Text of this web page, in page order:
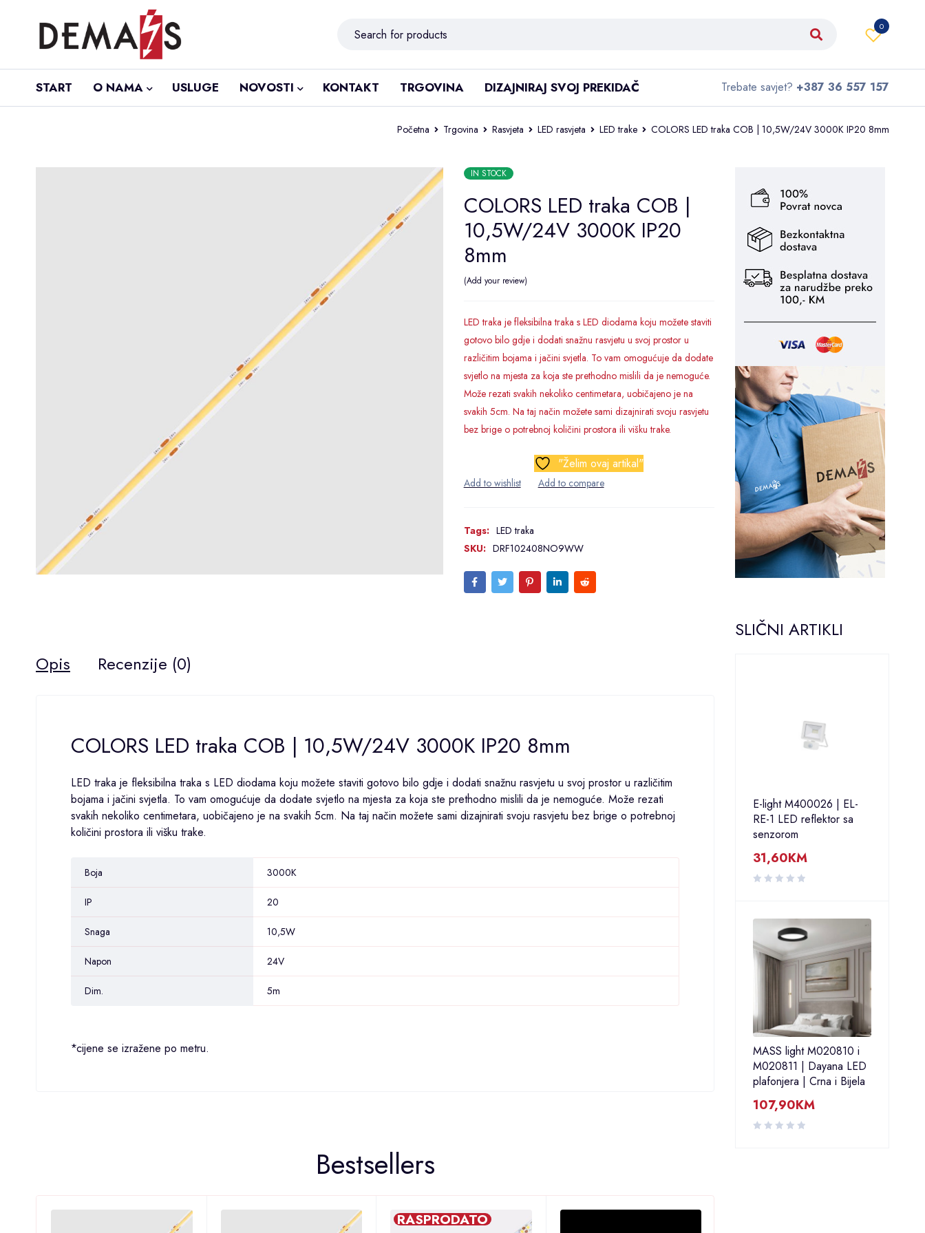
0
START O NAMA USLUGE NOVOSTI KONTAKT TRGOVINA DIZAJNIRAJ SVOJ PREKIDAČ Trebate savjet? +387 36 557 157
Početna Trgovina Rasvjeta LED rasvjeta LED trake COLORS LED traka COB | 10,5W/24V 3000K IP20 8mm
IN STOCK
COLORS LED traka COB |
10,5W/24V 3000K IP20
8mm
Add your review
LED traka je fleksibilna traka s LED diodama koju možete staviti
gotovo bilo gdje i dodati snažnu rasvjetu u svoj prostor u
različitim bojama i jačini svjetla. To vam omogućuje da dodate
svjetlo na mjesta za koja ste prethodno mislili da je nemoguće.
Može rezati svakih nekoliko centimetara, uobičajeno je na
svakih 5cm. Na taj način možete sami dizajnirati svoju rasvjetu
bez brige o potrebnoj količini prostora ili višku trake.
"Želim ovaj artikal"
Tags: LED traka
SKU: DRF102408NO9WW
Opis Recenzije (0)
COLORS LED traka COB | 10,5W/24V 3000K IP20 8mm
LED traka je fleksibilna traka s LED diodama koju možete staviti gotovo bilo gdje i dodati snažnu rasvjetu u svoj prostor u različitim
bojama i jačini svjetla. To vam omogućuje da dodate svjetlo na mjesta za koja ste prethodno mislili da je nemoguće. Može rezati
svakih nekoliko centimetara, uobičajeno je na svakih 5cm. Na taj način možete sami dizajnirati svoju rasvjetu bez brige o potrebnoj
količini prostora ili višku trake.
Boja 3000K
IP 20
Snaga 10,5W
Napon 24V
Dim. 5m
*cijene se izražene po metru.
Bestsellers
RASPRODATO
SLIČNI ARTIKLI
E-light M400026 | EL-
RE-1 LED reflektor sa
senzorom
31,60KM
MASS light M020810 i
M020811 | Dayana LED
plafonjera | Crna i Bijela
107,90KM